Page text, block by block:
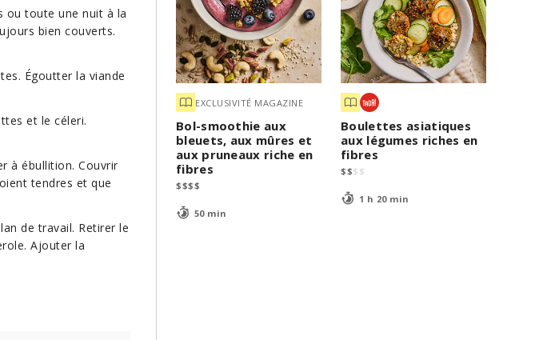
EXCLUSIVITÉ MAGAZINE
Bol-smoothie aux
bleuets, aux mûres et
aux pruneaux riche en
fibres
$$$$
50 min
Boulettes asiatiques
aux légumes riches en
fibres
$$$ $
1 h 20 min
ou toute une nuit à la
bien couverts.
Égoutter la viande
et le céleri.
à ébullition. Couvrir
tendres et que
de travail. Retirer le
Ajouter la